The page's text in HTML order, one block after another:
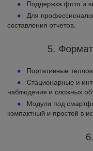
Поддержка фото и
Для
составления отчетов.
5. Формат
Портативные
Стационарные и
наблюдения и сложных
Модули под
компактный и простой в